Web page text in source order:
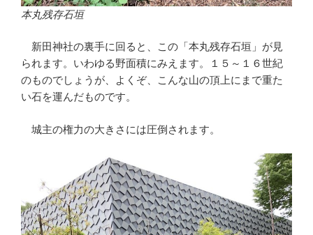
本丸残存石垣
新田神社の裏手に回ると、この「本丸残存石垣」が見
られます。いわゆる野面積にみえます。１５～１６世紀
のものでしょうが、よくぞ、こんな山の頂上にまで重た
い石を運んだものです。
城主の権力の大きさには圧倒されます。